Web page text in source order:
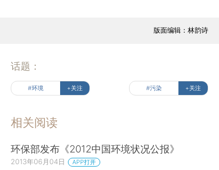
版面编辑：林韵诗
话题：
#环境 +关注 #污染 +关注
相关阅读
环保部发布《2012中国环境状况公报》
2013年06月04日 APP打开